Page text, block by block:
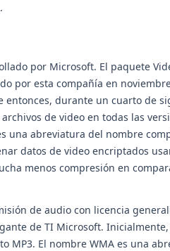
por Microsoft. El paquete
por esta compañía en
entonces, durante un cuarto de
de video en todas las
una abreviatura del nombre
datos de video encriptados
menos compresión en
de audio con licencia
de TI Microsoft.
MP3. El nombre WMA es una